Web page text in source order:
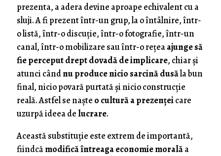
prezenta, a adera devine aproape echivalent cu a
sluji. A fi prezent într-un grup, la o întâlnire, într-
o listă, într-o discuție, într-o fotografie, într-un
canal, într-o mobilizare sau într-o rețeaajunge să
fie perceput drept dovadă de implicare, chiar și
atunci cândnu produce nicio sarcină dusăla bun
final, nicio povară purtată și nicio construcție
reală. Astfel se naște o cultură a prezențeicare
uzurpă ideea de lucrare.
Această substituție este extrem de importantă,
fiindcămodifică întreaga economie moralăa